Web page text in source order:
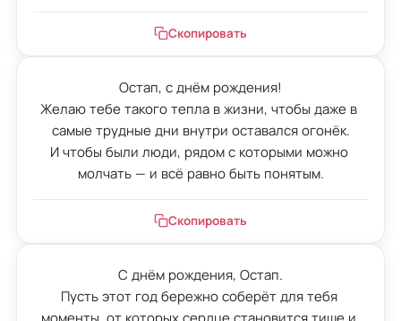
Скопировать
Остап, с днём рождения!
Желаю тебе такого тепла в жизни, чтобы даже в
самые трудные дни внутри оставался огонёк.
И чтобы были люди, рядом с которыми можно
молчать — и всё равно быть понятым.
Скопировать
С днём рождения, Остап.
Пусть этот год бережно соберёт для тебя